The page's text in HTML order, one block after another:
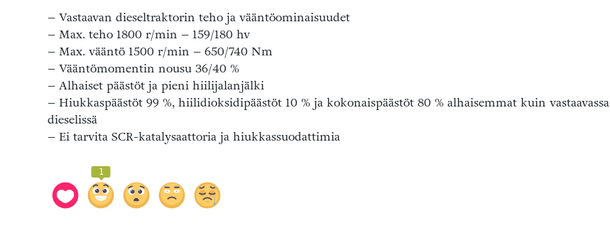
– Vastaavan dieseltraktorin teho ja vääntöominaisuudet
– Max. teho 1800 r/min – 159/180 hv
– Max. vääntö 1500 r/min – 650/740 Nm
– Vääntömomentin nousu 36/40 %
– Alhaiset päästöt ja pieni hiilijalanjälki
– Hiukkaspäästöt 99 %, hiilidioksidipäästöt 10 % ja kokonaispäästöt 80 % alhaisemmat kuin vastaavassa
dieselissä
– Ei tarvita SCR-katalysaattoria ja hiukkassuodattimia
1